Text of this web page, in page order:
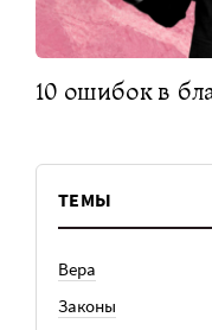
10 ошибок в
ТЕМЫ
Вера
Законы